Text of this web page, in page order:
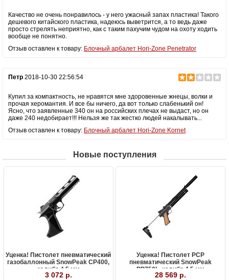
Качество не очень понравилось - у него ужасный запах пластика! Такого
дешевого китайского пластика, надеюсь выветрится, а то ведь даже
просто стрелять неприятно, как с таким пахучим чудом на охоту ходить
вообще не понятно.
Отзыв оставлен к товару: Блочный арбалет Hori-Zone Penetrator
Петр 2018-10-30 22:56:54
Купил за компактность, не нравятся мне здоровенные жнецы, волки и
прочая херомантия. И все бы ничего, да вот только слабенький он!
Ясно, что заявленные 340 он на российских плечах не выдаст, но он
даже 240 недобирает!!! Нельзя же так жестко людей накалывать...
Отзыв оставлен к товару: Блочный арбалет Hori-Zone Kornet
Новые поступления
Уценка! Пистолет пневматический
газобаллонный SnowPeak CP400,
калибр 4.5 мм
3 072 р.
Уценка! Пистолет PCP
пневматический SnowPeak
PP750L, калибр 4.5 мм
28 569 р.